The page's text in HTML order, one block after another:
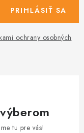
ochrany osobných
PRIHLÁSIŤ SA
tu pre vás!